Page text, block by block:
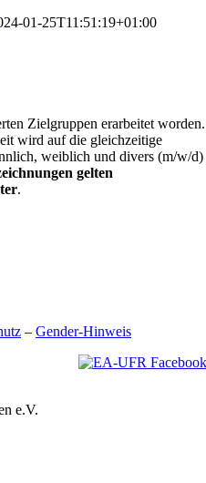
01-25T11:51:19+01:00
Zielgruppen erarbeitet worden.
wird auf die gleichzeitige
weiblich und divers (m/w/d)
gelten
.
– Gender-Hinweis
e.V.